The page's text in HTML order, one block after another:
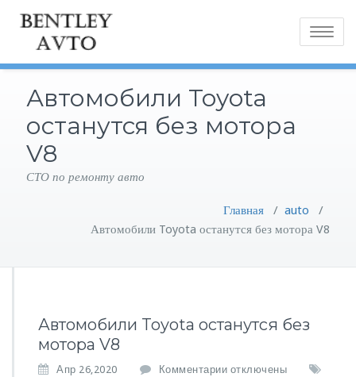
Toggle
Автомобили Toyota
останутся без мотора
V8
СТО по ремонту авто
Главная / auto /
Автомобили Toyota останутся без мотора V8
Автомобили Toyota останутся без
мотора V8
Апр 26,2020 Комментарии к
отключены